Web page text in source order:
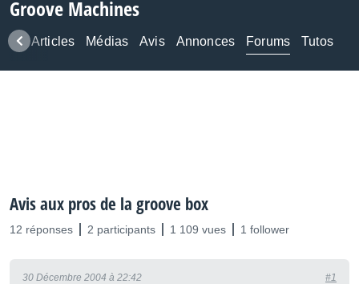
Groove Machines
Articles Médias Avis Annonces Forums Tutos
Avis aux pros de la groove box
12 réponses 2 participants 1 109 vues 1 follower
30 Décembre 2004 à 22:42 #1